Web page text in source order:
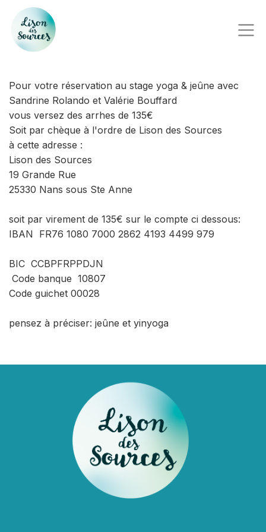
Pour votre réservation au stage yoga & jeûne avec
Sandrine Rolando et Valérie Bouffard
vous versez des arrhes de 135€
Soit par chèque à l'ordre de Lison des Sources
à cette adresse :
Lison des Sources
19 Grande Rue
25330 Nans sous Ste Anne
soit par virement de 135€ sur le compte ci dessous:
IBAN FR76 1080 7000 2862 4193 4499 979
BIC CCBPFRPPDJN
Code banque 10807
Code guichet 00028
pensez à préciser: jeûne et yinyoga